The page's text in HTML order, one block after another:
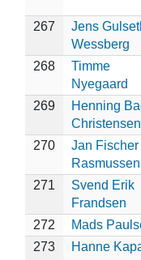
267
Jens
Wessberg
268
Timme
Nyegaard
269
Henning
Christensen
270
Jan Fischer
Rasmussen
271
Svend Erik
Frandsen
272 Mads
273
Hanne